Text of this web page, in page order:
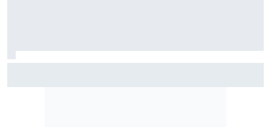
のポテンシャルを証明できた」